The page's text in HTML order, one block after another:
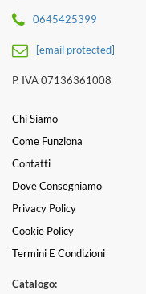
0645425399
[email protected]
P. IVA 07136361008
Chi Siamo
Come Funziona
Contatti
Dove Consegniamo
Privacy Policy
Cookie Policy
Termini E Condizioni
Catalogo: